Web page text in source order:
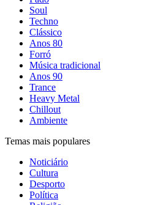
Soul
Techno
Clássico
Anos 80
Forró
Música tradicional
Anos 90
Trance
Heavy Metal
Chillout
Ambiente
Temas mais populares
Noticiário
Cultura
Desporto
Política